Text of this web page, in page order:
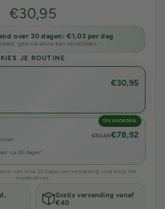
€30,95
over 30 dagen: €1,03 per dag
gebruiksduur kan verschillen.
KIES JE ROUTINE
€30,95
15% VOORDEEL
€92,85€78,92
· ca. 90 dagen*
van circa 30 dagen per verpakking; volg altijd het
doseeradvies.
Gratis verzending vanaf
€40